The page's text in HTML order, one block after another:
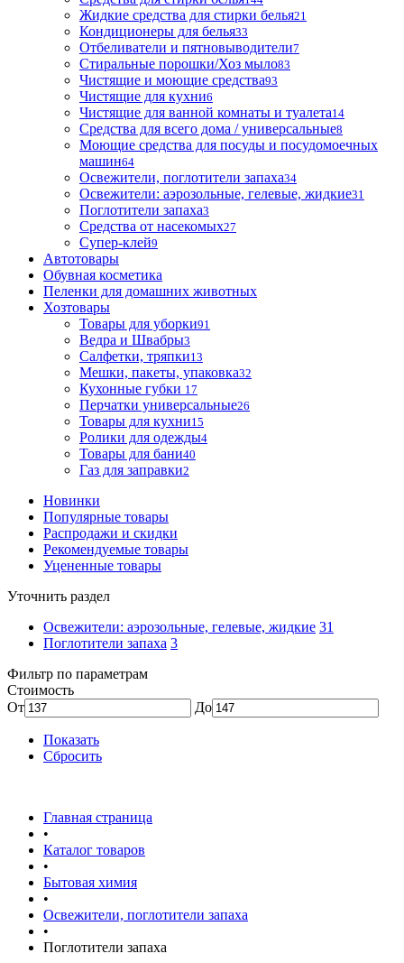
Жидкие средства для стирки белья21
Кондиционеры для белья33
Отбеливатели и пятновыводители7
Стиральные порошки/Хоз мыло83
Чистящие и моющие средства93
Чистящие для кухни6
Чистящие для ванной комнаты и туалета14
Средства для всего дома / универсальные8
Моющие средства для посуды и посудомоечных
машин64
Освежители, поглотители запаха34
Освежители: аэрозольные, гелевые, жидкие31
Поглотители запаха3
Средства от насекомых27
Супер-клей9
Автотовары
Обувная косметика
Пеленки для домашних животных
Хозтовары
Товары для уборки91
Ведра и Швабры3
Салфетки, тряпки13
Мешки, пакеты, упаковка32
Кухонные губки 17
Перчатки универсальные26
Товары для кухни15
Ролики для одежды4
Товары для бани40
Газ для заправки2
Новинки
Популярные товары
Распродажи и скидки
Рекомендуемые товары
Уцененные товары
Уточнить раздел
Освежители: аэрозольные, гелевые, жидкие 31
Поглотители запаха 3
Фильтр по параметрам
Стоимость
От
До
Показать
Сбросить
Главная страница
•
Каталог товаров
•
Бытовая химия
•
Освежители, поглотители запаха
•
Поглотители запаха